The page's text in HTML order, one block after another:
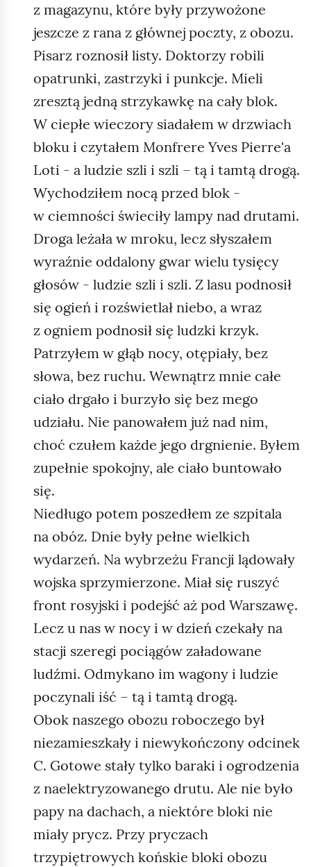
z magazynu, które były przywożone
jeszcze z rana z głównej poczty, z obozu.
Pisarz roznosił listy. Doktorzy robili
opatrunki, zastrzyki i punkcje. Mieli
zresztą jedną strzykawkę na cały blok.
W ciepłe wieczory siadałem w drzwiach
bloku i czytałem Monfrere Yves Pierre'a
Loti - a ludzie szli i szli – tą i tamtą drogą.
Wychodziłem nocą przed blok -
w ciemności świeciły lampy nad drutami.
Droga leżała w mroku, lecz słyszałem
wyraźnie oddalony gwar wielu tysięcy
głosów - ludzie szli i szli. Z lasu podnosił
się ogień i rozświetlał niebo, a wraz
z ogniem podnosił się ludzki krzyk.
Patrzyłem w głąb nocy, otępiały, bez
słowa, bez ruchu. Wewnątrz mnie całe
ciało drgało i burzyło się bez mego
udziału. Nie panowałem już nad nim,
choć czułem każde jego drgnienie. Byłem
zupełnie spokojny, ale ciało buntowało
się.
Niedługo potem poszedłem ze szpitala
na obóz. Dnie były pełne wielkich
wydarzeń. Na wybrzeżu Francji lądowały
wojska sprzymierzone. Miał się ruszyć
front rosyjski i podejść aż pod Warszawę.
Lecz u nas w nocy i w dzień czekały na
stacji szeregi pociągów załadowane
ludźmi. Odmykano im wagony i ludzie
poczynali iść – tą i tamtą drogą.
Obok naszego obozu roboczego był
niezamieszkały i niewykończony odcinek
C. Gotowe stały tylko baraki i ogrodzenia
z naelektryzowanego drutu. Ale nie było
papy na dachach, a niektóre bloki nie
miały prycz. Przy pryczach
trzypiętrowych końskie bloki obozu